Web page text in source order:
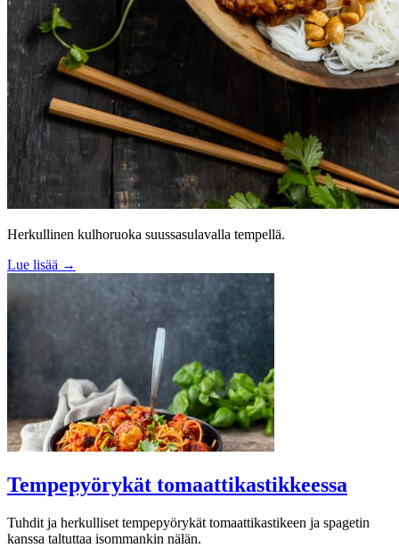
Herkullinen kulhoruoka suussasulavalla tempellä.
Lue lisää →
Tempepyörykät tomaattikastikkeessa
Tuhdit ja herkulliset tempepyörykät tomaattikastikeen ja spagetin
kanssa taltuttaa isommankin nälän.